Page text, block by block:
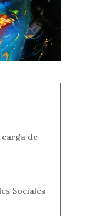
carga de
Sociales